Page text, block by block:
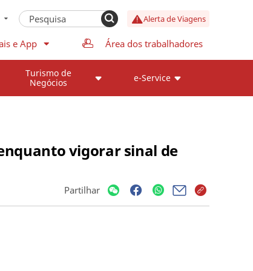
Alerta de Viagens
e App Área dos trabalhadores
Turismo de
Negócios
e-Service
vigorar sinal de
Partilhar